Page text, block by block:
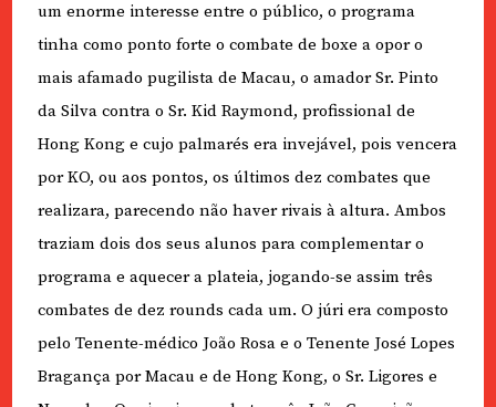
um enorme interesse entre o público, o programa
tinha como ponto forte o combate de boxe a opor o
mais afamado pugilista de Macau, o amador Sr. Pinto
da Silva contra o Sr. Kid Raymond, profissional de
Hong Kong e cujo palmarés era invejável, pois vencera
por KO, ou aos pontos, os últimos dez combates que
realizara, parecendo não haver rivais à altura. Ambos
traziam dois dos seus alunos para complementar o
programa e aquecer a plateia, jogando-se assim três
combates de dez rounds cada um. O júri era composto
pelo Tenente-médico João Rosa e o Tenente José Lopes
Bragança por Macau e de Hong Kong, o Sr. Ligores e